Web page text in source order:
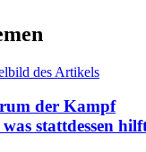
der Kampf
stattdessen